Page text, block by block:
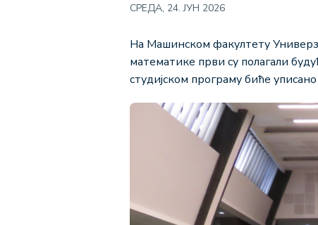
СРЕДА, 24. ЈУН 2026
На Машинском факултету
математике први су полагали
студијском програму биће